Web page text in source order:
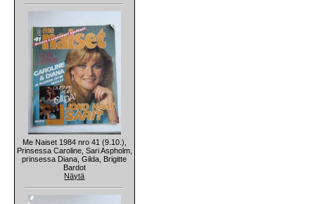
Me Naiset 1984 nro 41 (9.10.),
Prinsessa Caroline, Sari Aspholm,
prinsessa Diana, Gilda, Brigitte
Bardot
Näytä